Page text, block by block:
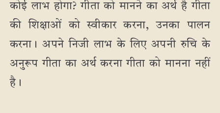
कोई लाभ होगा? गीता को मानने का अर्थ है गीता
की शिक्षाओं को स्वीकार करना, उनका पालन
करना। अपने निजी लाभ के लिए अपनी रुचि के
अनुरूप गीता का अर्थ करना गीता को मानना नहीं
है।